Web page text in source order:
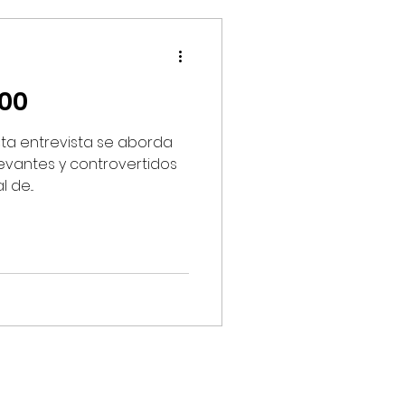
IMMX DIARIO
Digital
entrevista se aborda
y controvertidos